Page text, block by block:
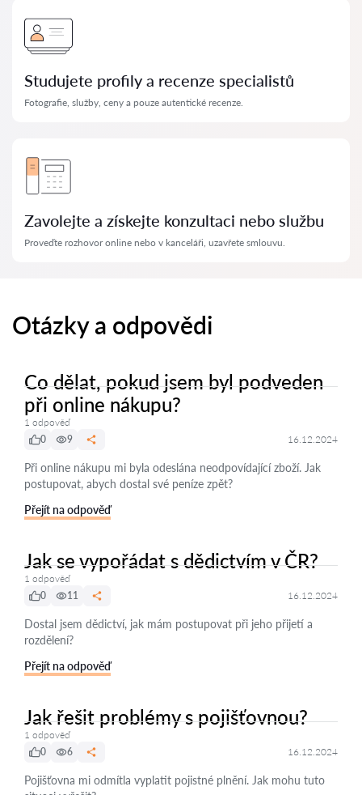
Studujete profily a recenze specialistů
Fotografie, služby, ceny a pouze autentické recenze.
Zavolejte a získejte konzultaci nebo službu
Proveďte rozhovor online nebo v kanceláři, uzavřete smlouvu.
Otázky a odpovědi
Co dělat, pokud jsem byl podveden
při online nákupu?
1 odpověď
0
9 16.12.2024
Při online nákupu mi byla odeslána neodpovídající zboží. Jak
postupovat, abych dostal své peníze zpět?
Přejít na odpověď
Jak se vypořádat s dědictvím v ČR?
1 odpověď
0
11 16.12.2024
Dostal jsem dědictví, jak mám postupovat při jeho přijetí a
rozdělení?
Přejít na odpověď
Jak řešit problémy s pojišťovnou?
1 odpověď
0
6 16.12.2024
Pojišťovna mi odmítla vyplatit pojistné plnění. Jak mohu tuto